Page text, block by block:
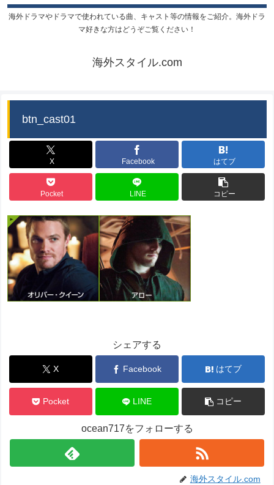
海外ドラマやドラマで使われている曲、キャスト等の情報をご紹介。海外ドラ
マ好きな方はどうぞご覧ください！
海外スタイル.com
btn_cast01
X Facebook はてブ
Pocket LINE コピー
シェアする
X Facebook はてブ
Pocket LINE コピー
ocean717をフォローする
海外スタイル.com